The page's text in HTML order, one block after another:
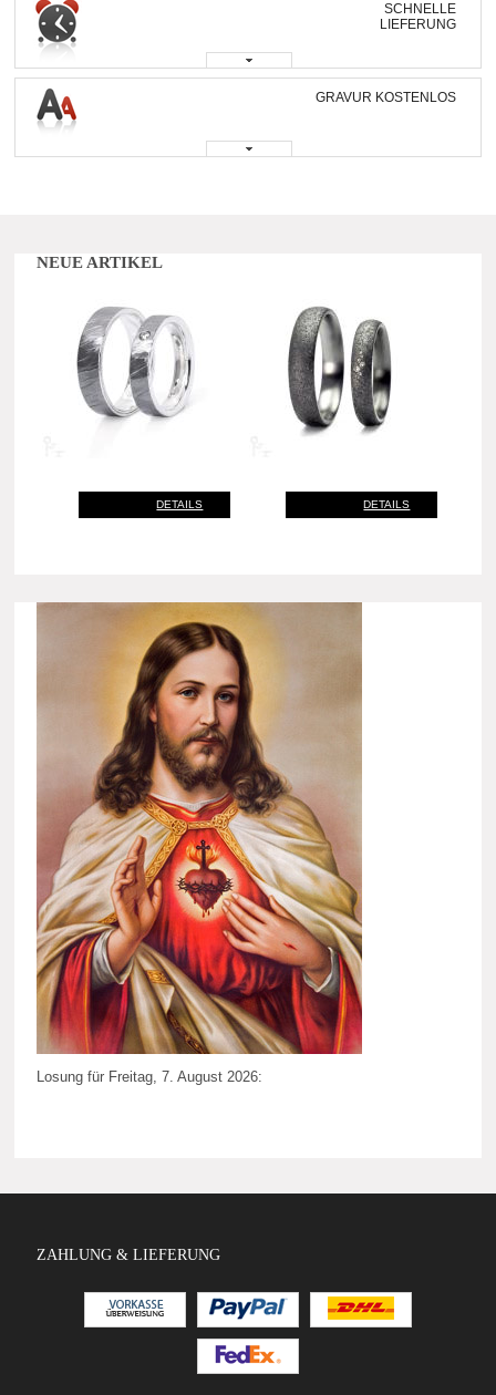
SCHNELLE
LIEFERUNG
GRAVUR KOSTENLOS
NEUE ARTIKEL
DETAILS DETAILS
Losung für Freitag, 7. August 2026:
ZAHLUNG & LIEFERUNG